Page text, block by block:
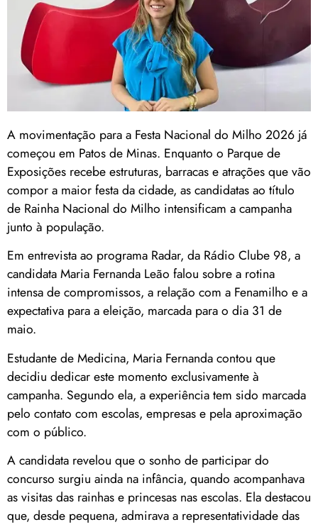
A movimentação para a Festa Nacional do Milho 2026 já
começou em Patos de Minas. Enquanto o Parque de
Exposições recebe estruturas, barracas e atrações que vão
compor a maior festa da cidade, as candidatas ao título
de Rainha Nacional do Milho intensificam a campanha
junto à população.
Em entrevista ao programa Radar, da Rádio Clube 98, a
candidata Maria Fernanda Leão falou sobre a rotina
intensa de compromissos, a relação com a Fenamilho e a
expectativa para a eleição, marcada para o dia 31 de
maio.
Estudante de Medicina, Maria Fernanda contou que
decidiu dedicar este momento exclusivamente à
campanha. Segundo ela, a experiência tem sido marcada
pelo contato com escolas, empresas e pela aproximação
com o público.
A candidata revelou que o sonho de participar do
concurso surgiu ainda na infância, quando acompanhava
as visitas das rainhas e princesas nas escolas. Ela destacou
que, desde pequena, admirava a representatividade das